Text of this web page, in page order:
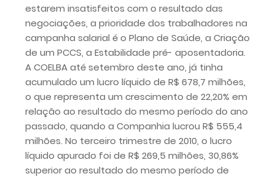
estarem insatisfeitos com o resultado das
negociações, a prioridade dos trabalhadores na
campanha salarial é o Plano de Saúde, a Criação
de um PCCS, a Estabilidade pré- aposentadoria.
A COELBA até setembro deste ano, já tinha
acumulado um lucro líquido de R$ 678,7 milhões,
o que representa um crescimento de 22,20% em
relação ao resultado do mesmo período do ano
passado, quando a Companhia lucrou R$ 555,4
milhões. No terceiro trimestre de 2010, o lucro
líquido apurado foi de R$ 269,5 milhões, 30,86%
superior ao resultado do mesmo período de